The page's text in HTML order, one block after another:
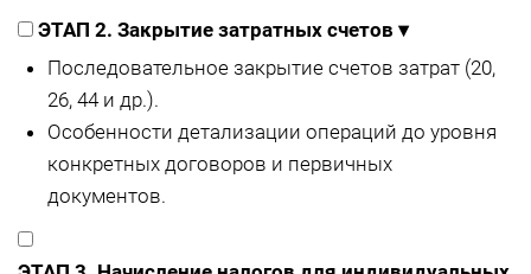
ЭТАП 2. Закрытие затратных счетов ▾
Последовательное закрытие счетов затрат (20,
26, 44 и др.).
Особенности детализации операций до уровня
конкретных договоров и первичных
документов.